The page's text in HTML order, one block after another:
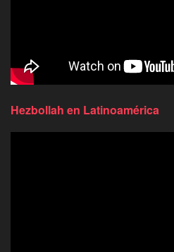
Hezbollah en Latinoamérica